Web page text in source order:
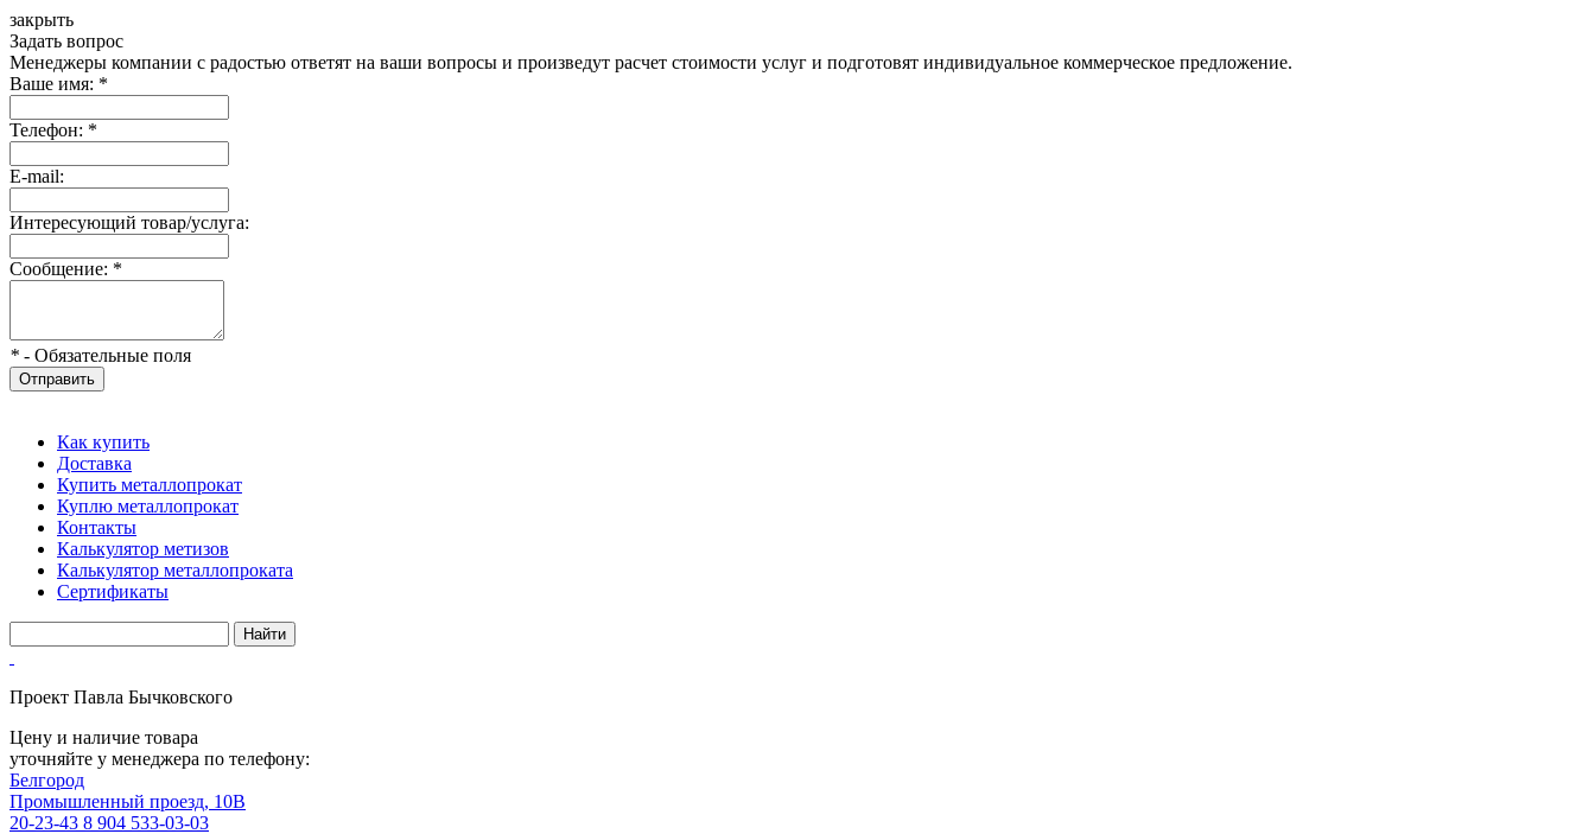
закрыть
Задать вопрос
Менеджеры компании с радостью ответят на ваши вопросы и произведут расчет стоимости услуг и подготовят индивидуальное коммерческое предложение.
Ваше имя: *
Телефон: *
E-mail:
Интересующий товар/услуга:
Сообщение: *
* - Обязательные поля
Отправить
Как купить
Доставка
Купить металлопрокат
Куплю металлопрокат
Контакты
Калькулятор метизов
Калькулятор металлопроката
Сертификаты
Проект Павла Бычковского
Цену и наличие товара
уточняйте у менеджера по телефону:
Белгород
Промышленный проезд, 10В
20-23-43 8 904 533-03-03